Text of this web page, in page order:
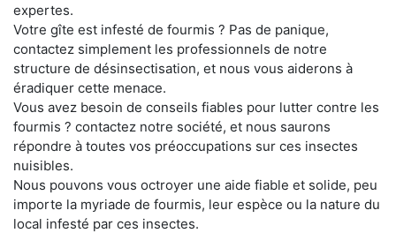
expertes.
Votre gîte est infesté de fourmis ? Pas de panique,
contactez simplement les professionnels de notre
structure de désinsectisation, et nous vous aiderons à
éradiquer cette menace.
Vous avez besoin de conseils fiables pour lutter contre les
fourmis ? contactez notre société, et nous saurons
répondre à toutes vos préoccupations sur ces insectes
nuisibles.
Nous pouvons vous octroyer une aide fiable et solide, peu
importe la myriade de fourmis, leur espèce ou la nature du
local infesté par ces insectes.